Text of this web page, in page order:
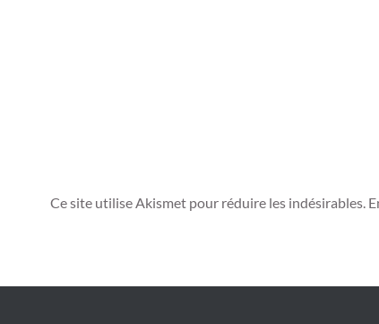
Ce site utilise Akismet pour réduire les indésirables.